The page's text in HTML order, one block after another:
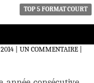
TOP 5 FORMAT COURT
UN COMMENTAIRE|